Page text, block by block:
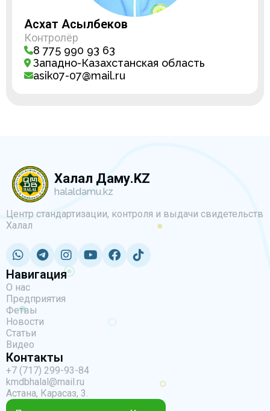
Асхат Асылбеков
Контролёр
8 775 990 93 63
Западно-Казахстанская область
asik07-07@mail.ru
Халал Даму.KZ
halaldamu.kz
Центр стандартизации, контроля и выдачи свидетельств
Халал
Навигация
О нас
Предприятия
Фетвы
Новости
Статьи
Видео
Контакты
+7 (717) 299-93-84
kmdbhalal@mail.ru
Астана, Карасаз, 3.